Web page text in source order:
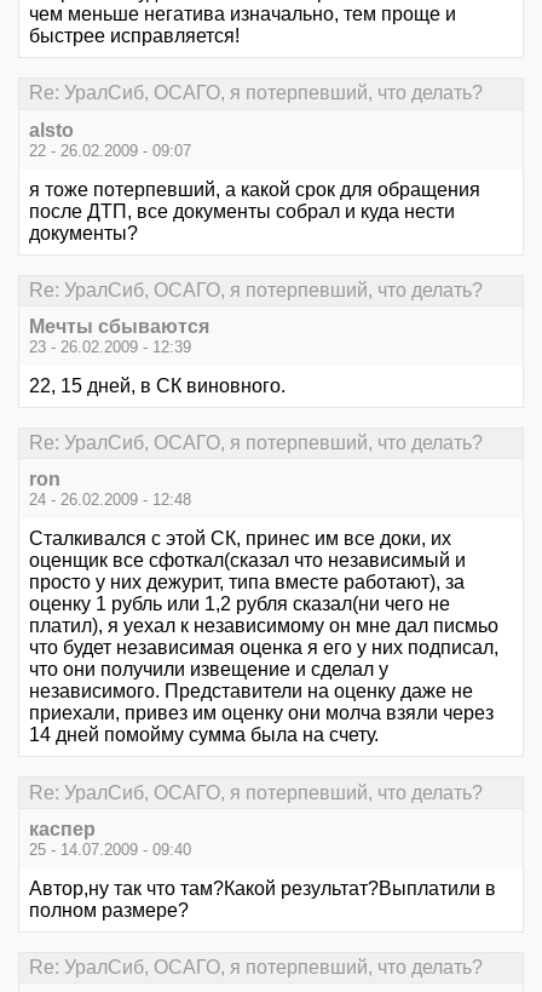
чем меньше негатива изначально, тем проще и
быстрее исправляется!
Re: УралСиб, ОСАГО, я потерпевший, что делать?
alsto
22 - 26.02.2009 - 09:07
я тоже потерпевший, а какой срок для обращения
после ДТП, все документы собрал и куда нести
документы?
Re: УралСиб, ОСАГО, я потерпевший, что делать?
Мечты сбываются
23 - 26.02.2009 - 12:39
22, 15 дней, в СК виновного.
Re: УралСиб, ОСАГО, я потерпевший, что делать?
ron
24 - 26.02.2009 - 12:48
Сталкивался с этой СК, принес им все доки, их
оценщик все сфоткал(сказал что независимый и
просто у них дежурит, типа вместе работают), за
оценку 1 рубль или 1,2 рубля сказал(ни чего не
платил), я уехал к независимому он мне дал писмьо
что будет независимая оценка я его у них подписал,
что они получили извещение и сделал у
независимого. Представители на оценку даже не
приехали, привез им оценку они молча взяли через
14 дней помойму сумма была на счету.
Re: УралСиб, ОСАГО, я потерпевший, что делать?
каспер
25 - 14.07.2009 - 09:40
Автор,ну так что там?Какой результат?Выплатили в
полном размере?
Re: УралСиб, ОСАГО, я потерпевший, что делать?